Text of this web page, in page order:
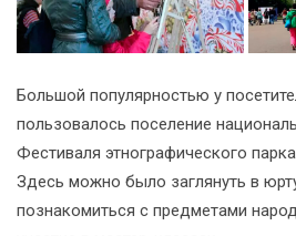
Большой популярностью у
пользовалось поселение
Фестиваля этнографического
Здесь можно было заглянуть в
познакомиться с предметами